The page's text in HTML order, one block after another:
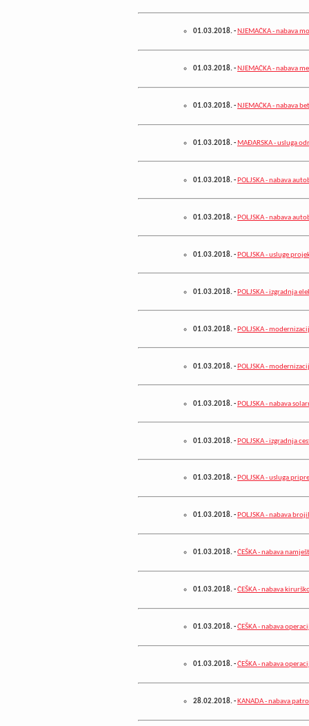
01.03.2018.-NJEMAČKA - nabava
01.03.2018.- NJEMAČKA - nabava
01.03.2018.- NJEMAČKA - nabava
01.03.2018.- MAĐARSKA - usluga
01.03.2018.- POLJSKA - nabava
01.03.2018.- POLJSKA - nabava
01.03.2018.- POLJSKA - usluge
01.03.2018.- POLJSKA - izgradnja
01.03.2018.- POLJSKA -
01.03.2018.- POLJSKA -
01.03.2018.- POLJSKA - nabava
01.03.2018.- POLJSKA - izgradnja
01.03.2018.-POLJSKA - usluga
01.03.2018.-POLJSKA - nabava
01.03.2018.-ČEŠKA - nabava
01.03.2018.-ČEŠKA - nabava
01.03.2018.-ČEŠKA - nabava
01.03.2018.-ČEŠKA - nabava
28.02.2018.- KANADA - nabava